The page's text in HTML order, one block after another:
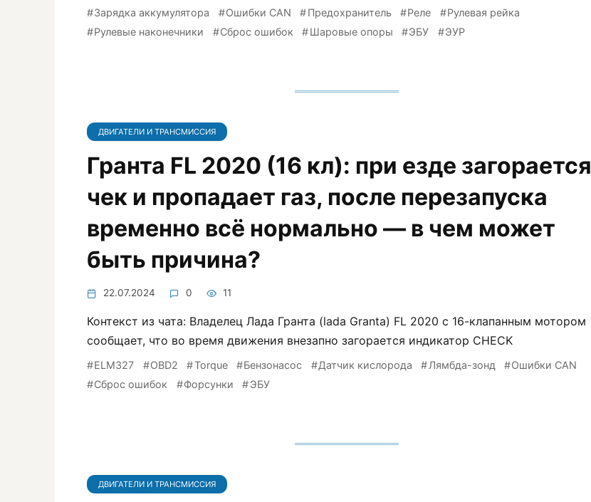
Зарядка аккумулятора
Ошибки CAN Предохранитель Реле
Рулевая рейка
Рулевые наконечники
Сброс ошибок Шаровые опоры ЭБУ ЭУР
ДВИГАТЕЛИ И ТРАНСМИССИЯ
Гранта FL 2020 (16 кл): при езде загорается
чек и пропадает газ, после перезапуска
временно всё нормально — в чем может
быть причина?
22.07.2024 0 11
Контекст из чата: Владелец Лада Гранта (lada Granta) FL 2020 с 16-клапанным мотором
сообщает, что во время движения внезапно загорается индикатор CHECK
ELM327 OBD2 Torque Бензонасос Датчик кислорода Лямбда-зонд
Ошибки CAN
Сброс ошибок
Форсунки ЭБУ
ДВИГАТЕЛИ И ТРАНСМИССИЯ